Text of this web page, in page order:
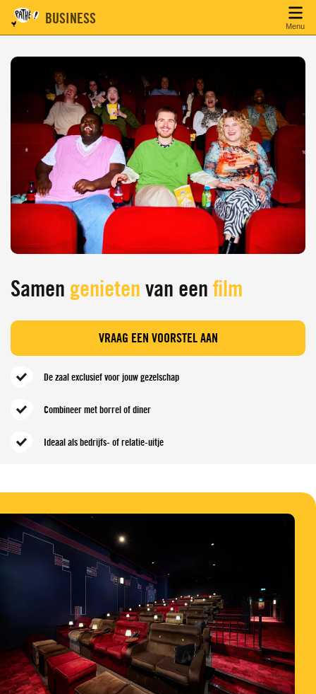
BUSINESS Menu
Samen genieten van eenfilm
VRAAG EEN VOORSTEL AAN
De zaal exclusief voor jouw gezelschap
Combineer met borrel of diner
Ideaal als bedrijfs- of relatie-uitje